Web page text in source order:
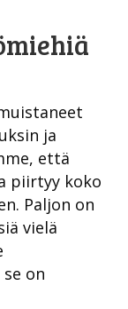
ja
että
piirtyy koko
Paljon on
vielä
on